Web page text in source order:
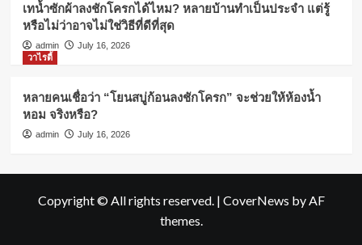
เทน้ำซักผ้าลงชักโครกได้ไหม? หลายบ้านทำเป็นประจำ แต่รู้
หรือไม่ว่าอาจไม่ใช่วิธีที่ดีที่สุด
admin
July 16, 2026
วาไรตี้
หลายคนเชื่อว่า “โยนสบู่ก้อนลงชักโครก” จะช่วยให้ห้องน้ำ
หอม จริงหรือ?
admin July 16, 2026
Copyright © All rights reserved. | CoverNews by AF
themes.